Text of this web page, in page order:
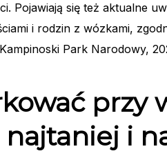
Pojawiają się też aktualne
i rodzin z wózkami,
Park Narodowy,
przy
i